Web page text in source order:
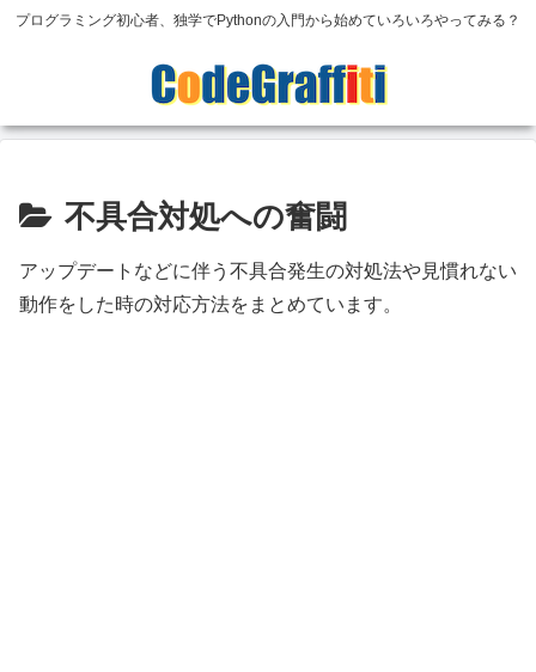
プログラミング初心者、独学でPythonの入門から始めていろいろやってみる？
不具合対処への奮闘
アップデートなどに伴う不具合発生の対処法や見慣れない
動作をした時の対応方法をまとめています。